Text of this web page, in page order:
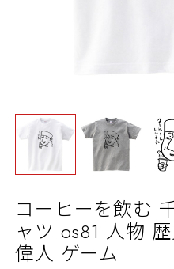
コーヒーを飲む
ャツ os81 人物
偉人 ゲーム